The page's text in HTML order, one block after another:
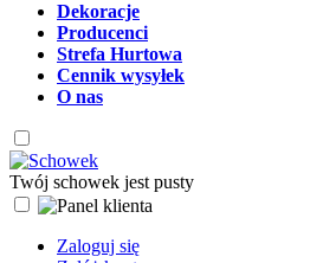
Dekoracje
Producenci
Strefa Hurtowa
Cennik wysyłek
O nas
Twój schowek jest pusty
Zaloguj się